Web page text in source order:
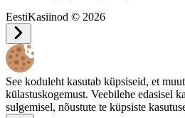
EestiKasiinod © 2026
See koduleht kasutab küpsiseid, et
külastuskogemust. Veebilehe edasisel
sulgemisel, nõustute te küpsiste